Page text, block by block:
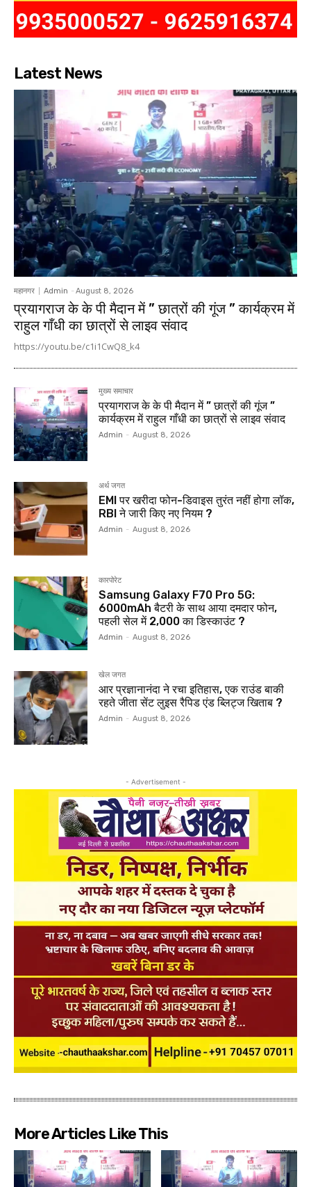
Latest News
महानगर Admin - August 8, 2026
प्रयागराज के के पी मैदान में ” छात्रों की गूंज ” कार्यक्रम में
राहुल गाँधी का छात्रों से लाइव संवाद
https://youtu.be/c1i1CwQ8_k4
मुख्य समाचार
प्रयागराज के के पी मैदान में ” छात्रों की गूंज ”
कार्यक्रम में राहुल गाँधी का छात्रों से लाइव संवाद
Admin - August 8, 2026
अर्थ जगत
EMI पर खरीदा फोन-डिवाइस तुरंत नहीं होगा लॉक,
RBI ने जारी किए नए नियम ?
Admin - August 8, 2026
कारपोरेट
Samsung Galaxy F70 Pro 5G:
6000mAh बैटरी के साथ आया दमदार फोन,
पहली सेल में ₹2,000 का डिस्काउंट ?
Admin - August 8, 2026
खेल जगत
आर प्रज्ञानानंदा ने रचा इतिहास, एक राउंड बाकी
रहते जीता सेंट लुइस रैपिड एंड ब्लिट्ज खिताब ?
Admin - August 8, 2026
- Advertisement -
More Articles Like This